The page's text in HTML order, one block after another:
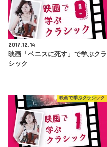
2017.12.14
映画「ベニスに死す」で学ぶクラ
シック
映画で学ぶクラシック